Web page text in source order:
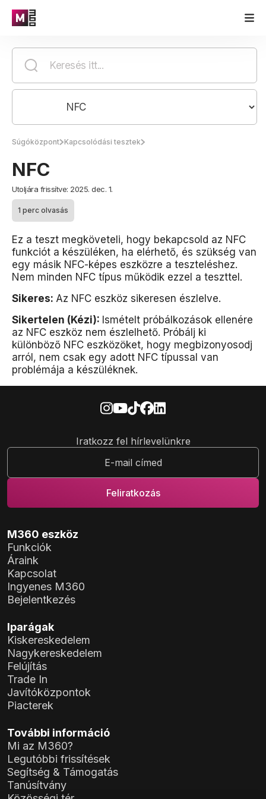
Súgóközpont Kapcsolódási tesztek
NFC
Utoljára frissítve: 2025. dec. 1.
1 perc olvasás
Ez a teszt megköveteli, hogy bekapcsold az NFC
funkciót a készüléken, ha elérhető, és szükség van
egy másik NFC-képes eszközre a teszteléshez.
Nem minden NFC típus működik ezzel a teszttel.
Sikeres: Az NFC eszköz sikeresen észlelve.
Sikertelen (Kézi): Ismételt próbálkozások ellenére
az NFC eszköz nem észlelhető. Próbálj ki
különböző NFC eszközöket, hogy megbizonyosodj
arról, nem csak egy adott NFC típussal van
problémája a készüléknek.
Iratkozz fel hírlevelünkre
M360 eszköz
Funkciók
Áraink
Kapcsolat
Ingyenes M360
Bejelentkezés
Iparágak
Kiskereskedelem
Nagykereskedelem
Felújítás
Trade In
Javítóközpontok
Piacterek
További információ
Mi az M360?
Legutóbbi frissítések
Segítség & Támogatás
Tanúsítvány